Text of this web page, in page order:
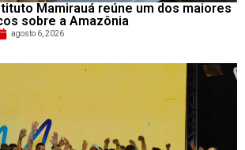
Mamirauá reúne um dos maiores
sobre a Amazônia
agosto 6, 2026